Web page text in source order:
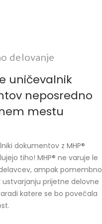
delovanje
uničevalnik
neposredno
mestu
dokumentov z MHP®
tiho! MHP® ne varuje le
ampak pomembno
ustvarjanju prijetne delovne
katere se bo povečala